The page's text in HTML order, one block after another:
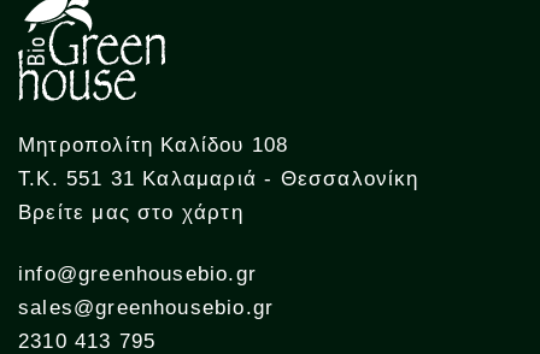
Μητροπολίτη Καλίδου 108
Τ.Κ. 551 31 Καλαμαριά - Θεσσαλονίκη
Βρείτε μας στο χάρτη
info@greenhousebio.gr
sales@greenhousebio.gr
2310 413 795